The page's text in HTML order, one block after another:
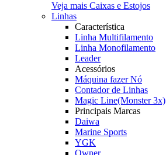
Veja mais Caixas e Estojos
Linhas
Característica
Linha Multifilamento
Linha Monofilamento
Leader
Acessórios
Máquina fazer Nó
Contador de Linhas
Magic Line(Monster 3x)
Principais Marcas
Daiwa
Marine Sports
YGK
Owner